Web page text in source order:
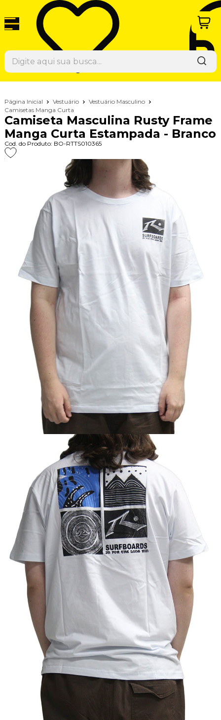
Página Inicial Vestuário
Vestuário Masculino
Camisetas Manga Curta
Camiseta Masculina Rusty Frame
Manga Curta Estampada - Branco
Cod. do Produto: BO-RTTS010365